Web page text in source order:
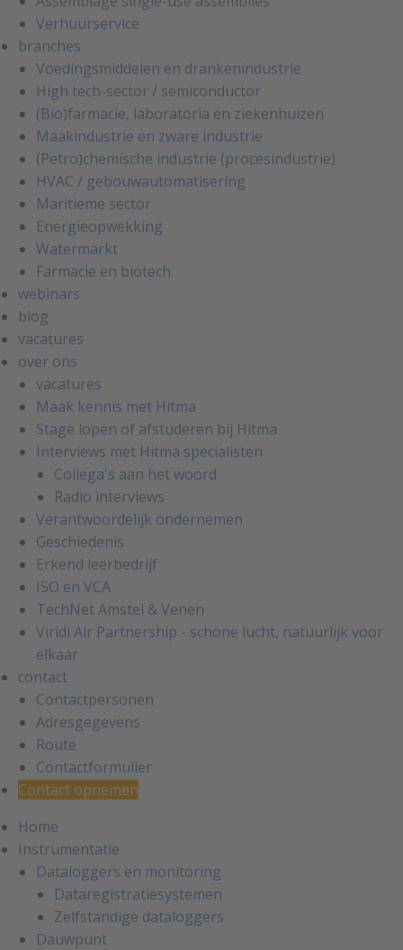
Verhuurservice
branches
Voedingsmiddelen en drankenindustrie
High tech-sector / semiconductor
(Bio)farmacie, laboratoria en ziekenhuizen
Maakindustrie en zware industrie
(Petro)chemische industrie (procesindustrie)
HVAC / gebouwautomatisering
Maritieme sector
Energieopwekking
Watermarkt
Farmacie en biotech
webinars
blog
vacatures
over ons
vacatures
Maak kennis met Hitma
Stage lopen of afstuderen bij Hitma
Interviews met Hitma specialisten
Collega's aan het woord
Radio interviews
Verantwoordelijk ondernemen
Geschiedenis
Erkend leerbedrijf
ISO en VCA
TechNet Amstel & Venen
Viridi Air Partnership - schone lucht, natuurlijk voor
elkaar
contact
Contactpersonen
Adresgegevens
Route
Contactformulier
Contact opnemen
Home
Instrumentatie
Dataloggers en monitoring
Dataregistratiesystemen
Zelfstandige dataloggers
Dauwpunt